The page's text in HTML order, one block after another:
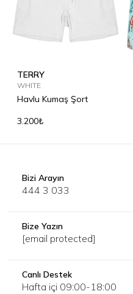
TERRY
WHITE
Havlu Kumaş Şort
3.200₺
Bizi Arayın
444 3 033
Bize Yazın
[email protected]
Canlı Destek
Hafta içi 09:00-18:00